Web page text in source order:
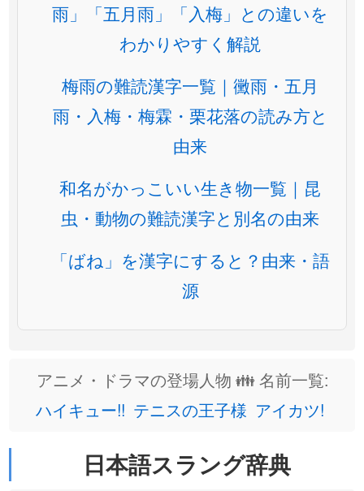
雨」「五月雨」「入梅」との違いを
わかりやすく解説
梅雨の難読漢字一覧｜黴雨・五月
雨・入梅・梅霖・栗花落の読み方と
由来
和名がかっこいい生き物一覧｜昆
虫・動物の難読漢字と別名の由来
「ばね」を漢字にすると？由来・語
源
アニメ・ドラマの登場人物 👪 名前一覧:
ハイキュー!! テニスの王子様 アイカツ!
日本語スラング辞典